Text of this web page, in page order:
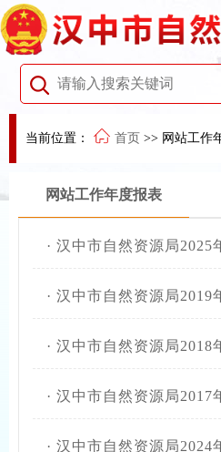
当前位置： 首页 >> 网站工作
网站工作年度报表
· 汉中市自然资源局2025年度
· 汉中市自然资源局2019年度
· 汉中市自然资源局2018年度
· 汉中市自然资源局2017年度
· 汉中市自然资源局2024年度